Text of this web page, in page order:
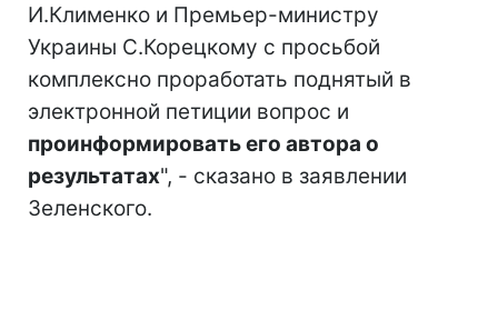
И.Клименко и Премьер-министру
Украины С.Корецкому с просьбой
комплексно проработать поднятый в
электронной петиции вопрос и
проинформировать его автора о
результатах", - сказано в заявлении
Зеленского.